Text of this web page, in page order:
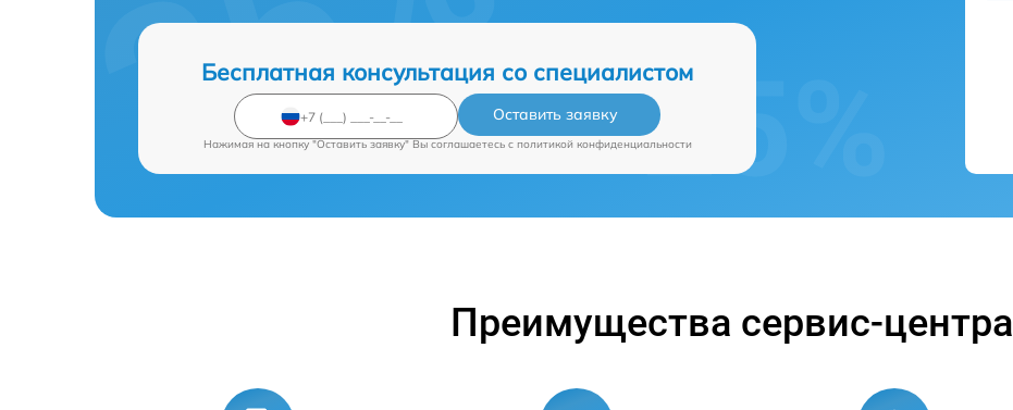
Бесплатная консультация со специалистом
Оставить заявку
Нажимая на кнопку "Оставить заявку" Вы соглашаетесь c политикой конфиденциальности
Преимущества сервис-центра